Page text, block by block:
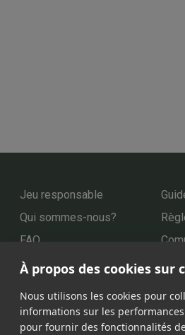
Jeu responsable
Qui sommes-nous?
FAQ
Video Live
Nos
À propos des cookies sur
Nous utilisons les cookies pour
informations sur les
pour fournir des fonctionnalités